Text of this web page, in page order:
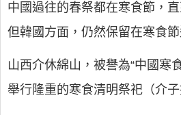
中國過往的春祭都在寒食節，
但韓國方面，仍然保留在寒食
山西介休綿山，被譽為“中國寒
舉行隆重的寒食清明祭祀（介